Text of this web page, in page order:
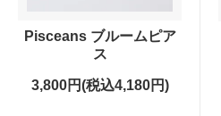
Pisceans ブルームピア
ス
3,800円(税込4,180円)